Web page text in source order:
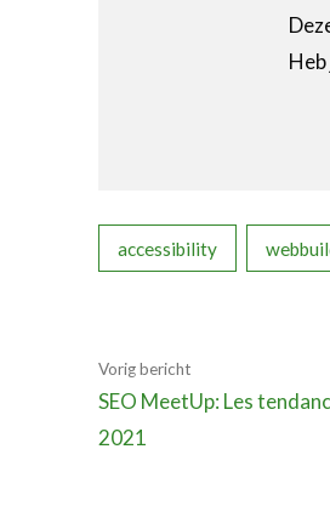
accessibility
Vorig bericht
SEO MeetUp: Les
2021